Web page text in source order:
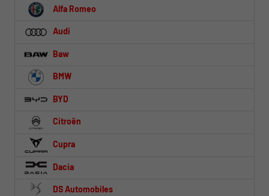
Alfa Romeo
Audi
Baw
BMW
BYD
Citroën
Cupra
Dacia
DS Automobiles